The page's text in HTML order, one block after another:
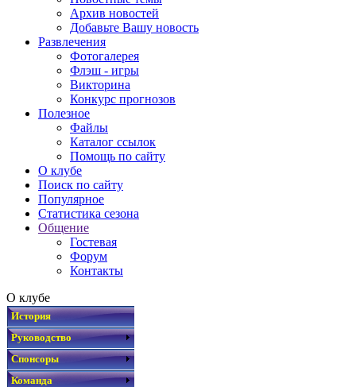
Архив новостей
Добавьте Вашу новость
Развлечения
Фотогалерея
Флэш - игры
Викторина
Конкурс прогнозов
Полезное
Файлы
Каталог ссылок
Помощь по сайту
О клубе
Поиск по сайту
Популярное
Статистика сезона
Общение
Гостевая
Форум
Контакты
О клубе
История
Руководство
Спонсоры
Команда